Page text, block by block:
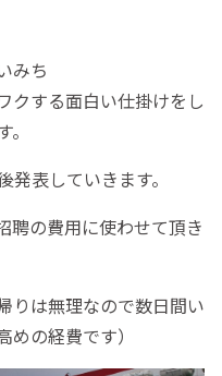
みち
クする面白い仕掛けをし
表していきます。
聘の費用に使わせて頂き
りは無理なので数日間い
の経費です）